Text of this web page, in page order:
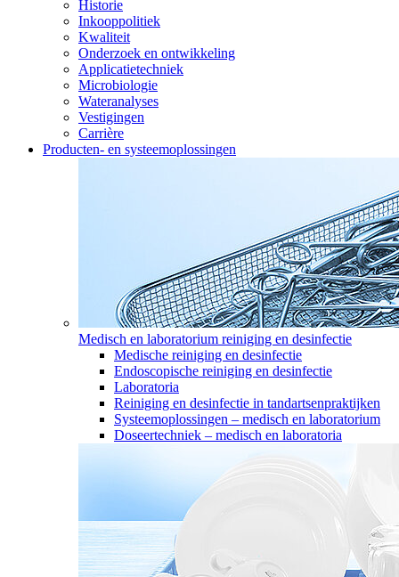
Historie
Inkooppolitiek
Kwaliteit
Onderzoek en ontwikkeling
Applicatietechniek
Microbiologie
Wateranalyses
Vestigingen
Carrière
Producten- en systeemoplossingen
Medisch en laboratorium reiniging en desinfectie
Medische reiniging en desinfectie
Endoscopische reiniging en desinfectie
Laboratoria
Reiniging en desinfectie in tandartsenpraktijken
Systeemoplossingen – medisch en laboratorium
Doseertechniek – medisch en laboratoria